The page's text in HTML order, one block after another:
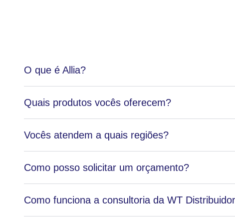
O que é Allia?
Quais produtos vocês oferecem?
Vocês atendem a quais regiões?
Como posso solicitar um orçamento?
Como funciona a consultoria da WT